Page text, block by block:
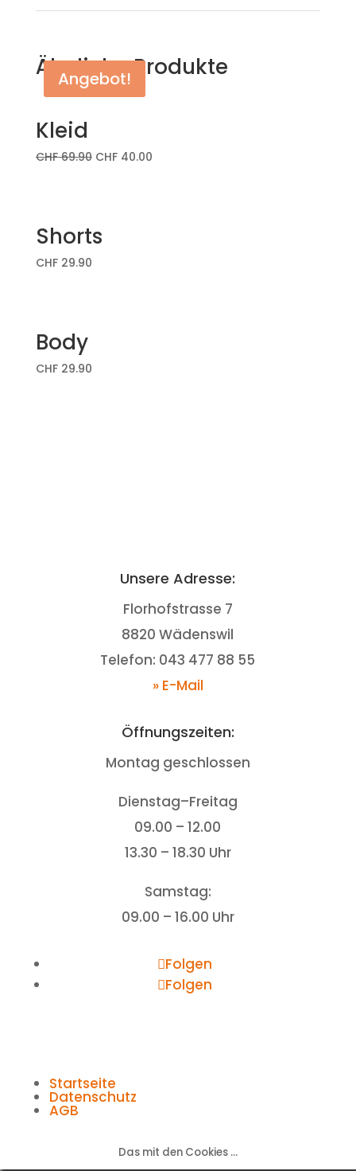
Ähnliche Produkte
Angebot!
Kleid
CHF69.90 CHF40.00
Shorts
CHF29.90
Body
CHF29.90
Unsere Adresse:
Florhofstrasse 7
8820 Wädenswil
Telefon: 043 477 88 55
» E-Mail
Öffnungszeiten:
Montag geschlossen
Dienstag–Freitag
09.00 – 12.00
13.30 – 18.30 Uhr
Samstag:
09.00 – 16.00 Uhr
Folgen
Folgen
Startseite
Datenschutz
AGB
Das mit den Cookies ...